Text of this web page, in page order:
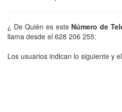
¿ De Quién es este Número de
llama desde el 628 206 255:
Los usuarios indican lo siguiente y